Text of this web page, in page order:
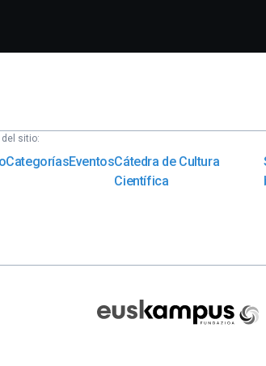
del sitio:
CategoríasEventosCátedra de Cultura
Científica
Fundazioa